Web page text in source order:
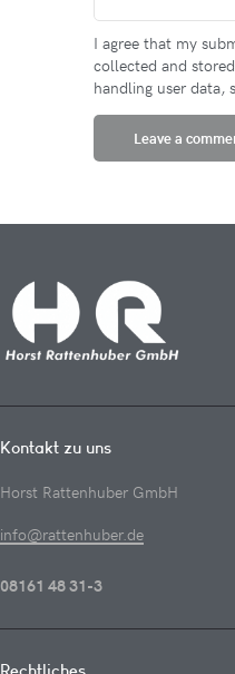
I agree that my
collected and
handling user data,
Kontakt zu uns
Horst Rattenhuber GmbH
info@rattenhuber.de
08161 48 31-3